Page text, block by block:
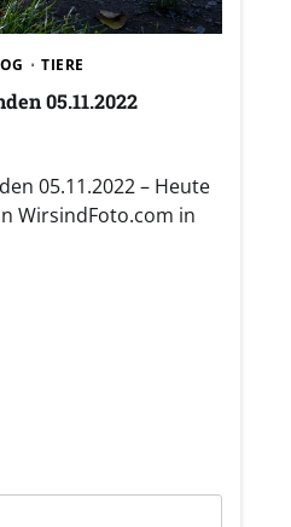
TIERE
05.11.2022
05.11.2022 – Heute
WirsindFoto.com in